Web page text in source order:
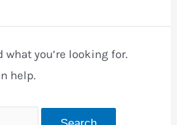
what you’re looking for.
help.